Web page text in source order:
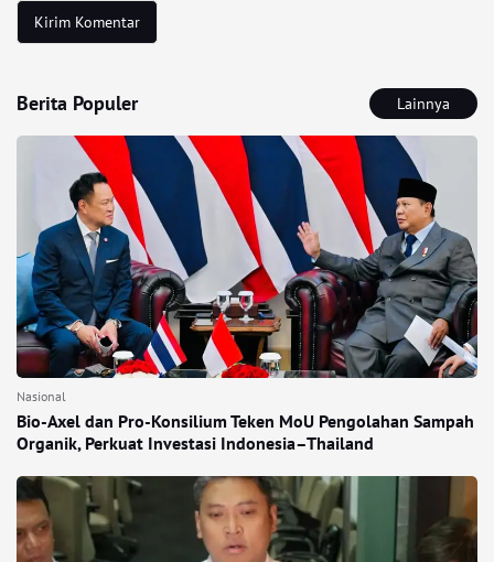
Berita Populer Lainnya
Nasional
Bio-Axel dan Pro-Konsilium Teken MoU Pengolahan Sampah
Organik, Perkuat Investasi Indonesia–Thailand